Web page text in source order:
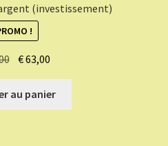
(investissement)
!
Le
prix
initial
était :
€63,00
prix
actuel
est :
au panier